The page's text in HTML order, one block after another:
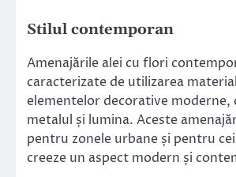
Stilul contemporan
Amenajările alei cu flori
caracterizate de utilizarea
elementelor decorative moderne,
metalul și lumina. Aceste
pentru zonele urbane și pentru
creeze un aspect modern și